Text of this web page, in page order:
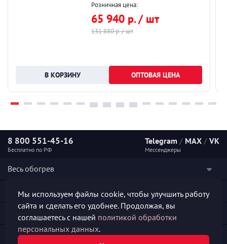
Розничная цена:
65 940 р. / шт
131 880 р. / шт
ОПТОВАЯ ЦЕНА
8 800 551-45-16
Бесплатно по РФ
Telegram / MAX / VK
Мессенджеры
Весь обогрев
Наши услуги
Полезная информация
Мы используем файлы cookie, чтобы улучшить работу
сайта и сделать его удобнее. Продолжая, вы
соглашаетесь с нашей политикой обработки
персональных данных.